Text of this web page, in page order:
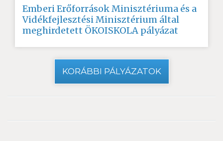
Emberi Erőforrások Minisztériuma és a
Vidékfejlesztési Minisztérium által
meghirdetett ÖKOISKOLA pályázat
KORÁBBI PÁLYÁZATOK